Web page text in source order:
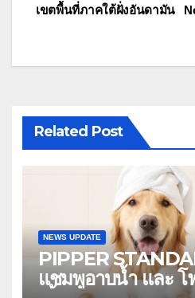
เขตพื้นที่ภาคใต้ฝั่งอันดามัน
Related Post
NEWS UPDATE
PIPPER
แชมพูอาบน้ำ และ